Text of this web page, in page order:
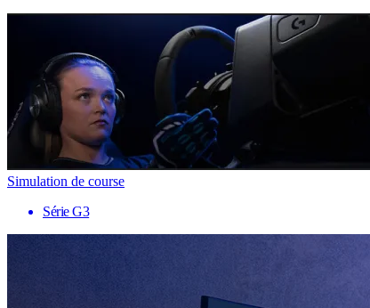
Simulation de course
Série G3